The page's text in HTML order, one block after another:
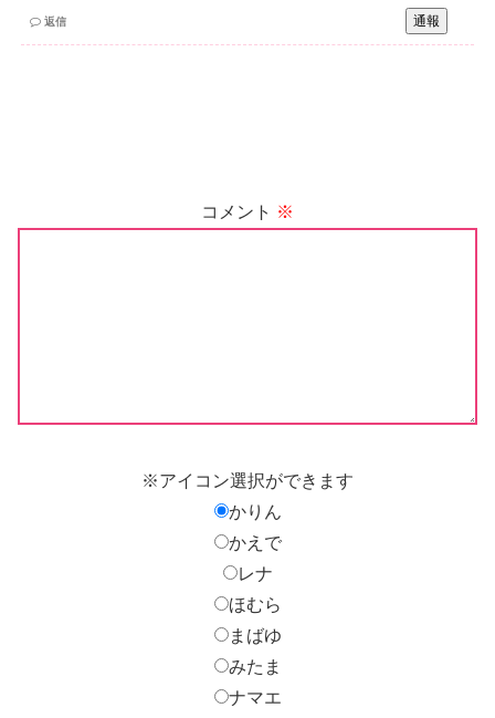
通報
返信
コメント ※
※アイコン選択ができます
かりん
かえで
レナ
ほむら
まばゆ
みたま
ナマエ